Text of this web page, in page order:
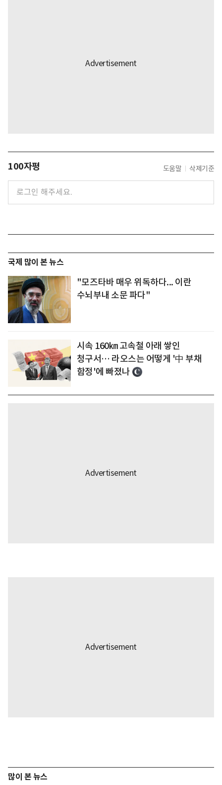
100자평 도움말 삭제기준
국제 많이 본 뉴스
"모즈타바 매우 위독하다... 이란
수뇌부내 소문 파다"
시속 160㎞ 고속철 아래 쌓인
청구서… 라오스는 어떻게 '中 부채
함정'에 빠졌나
많이 본 뉴스